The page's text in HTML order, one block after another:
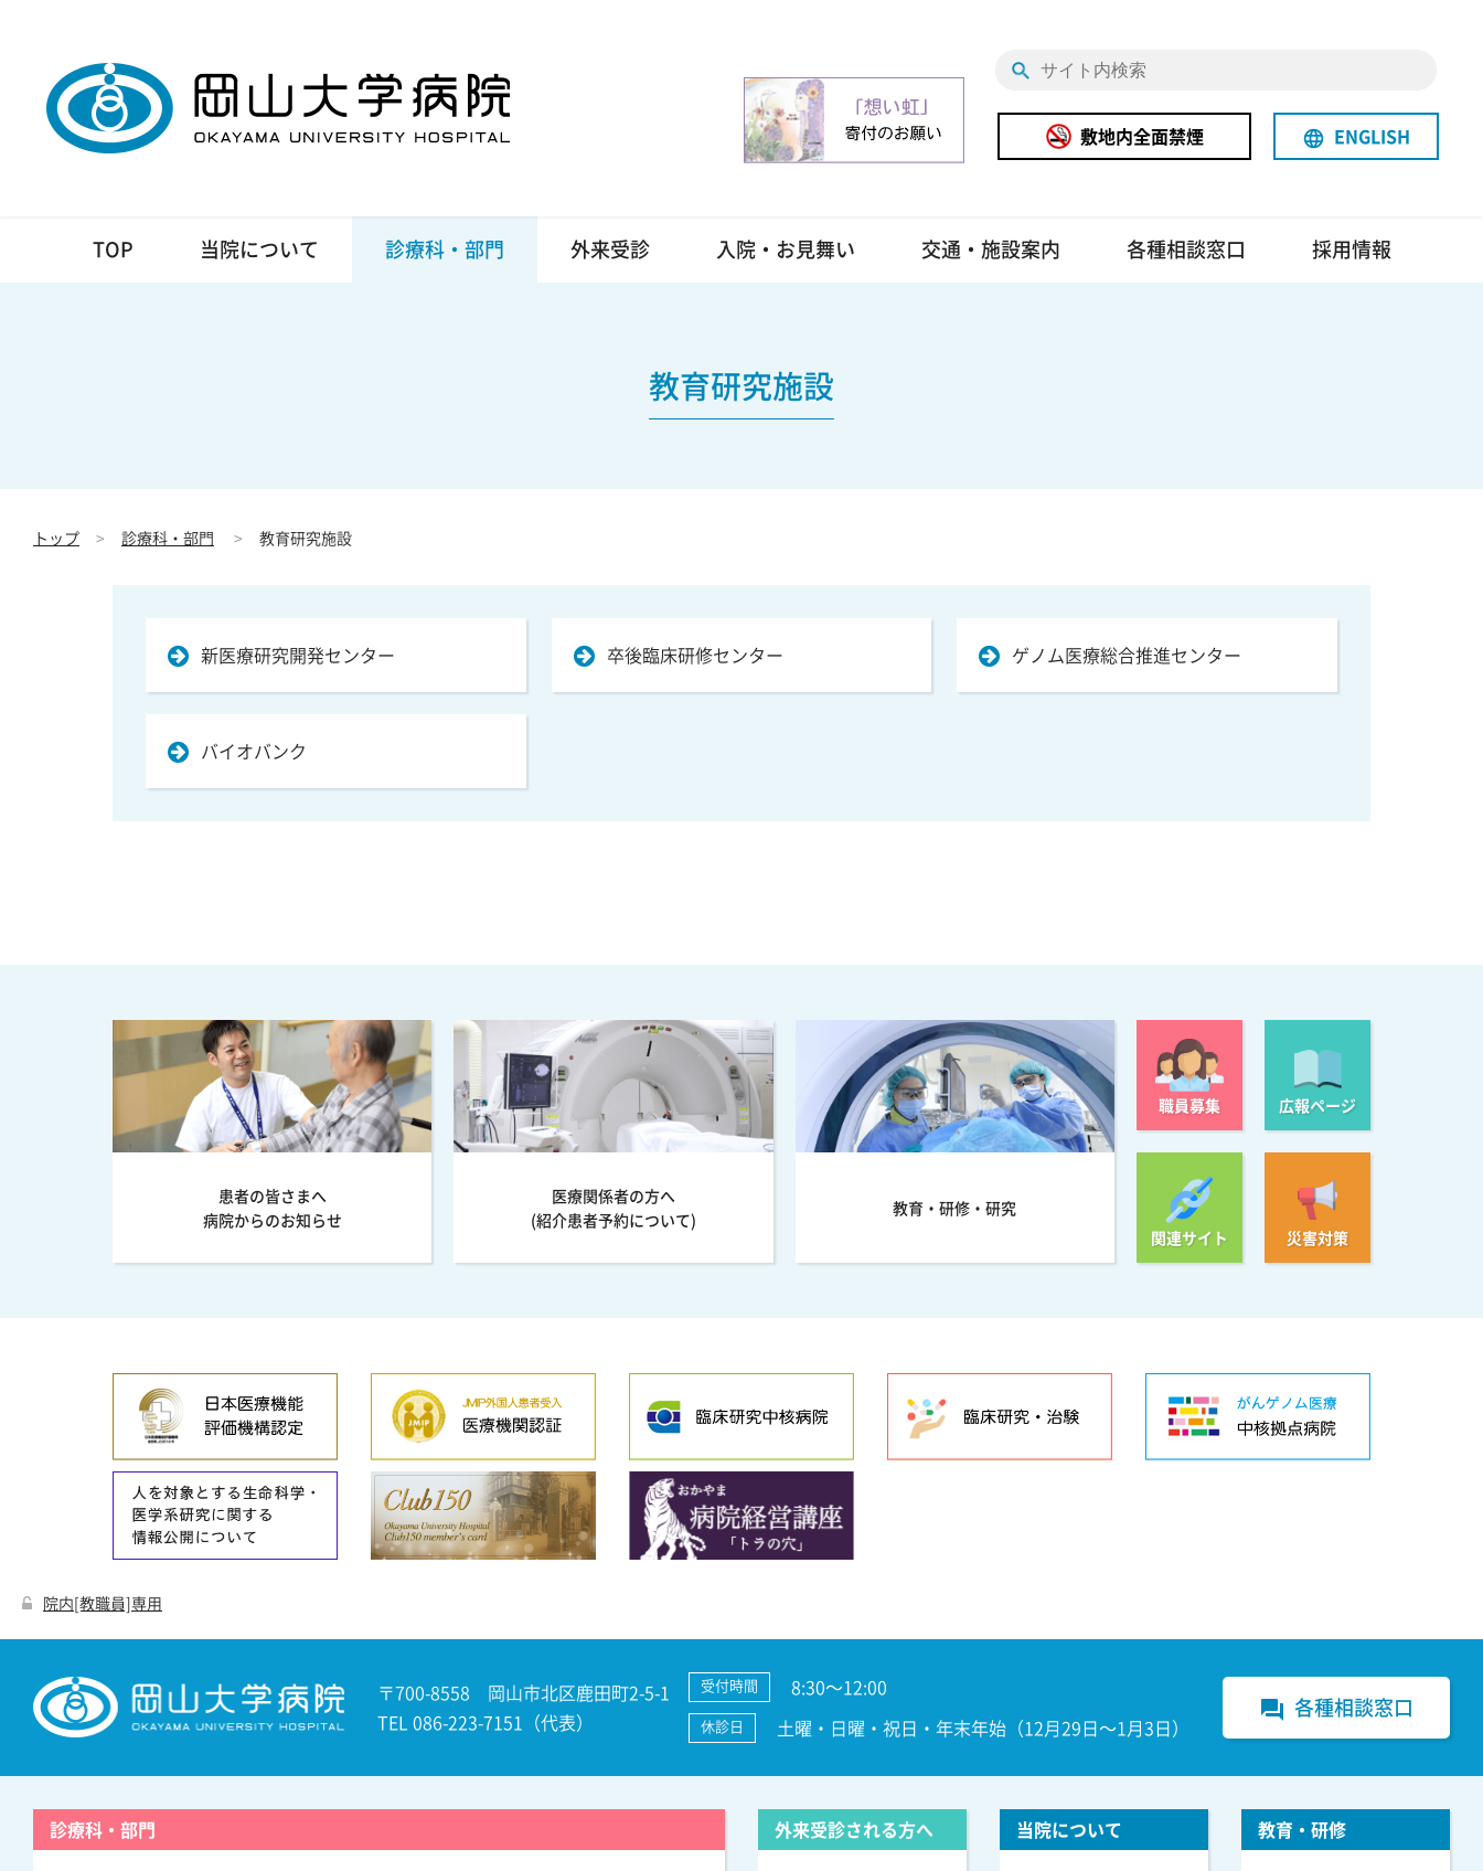
TOP 当院について 診療科・部門 外来受診 入院・お見舞い 交通・施設案内 各種相談窓口 採用情報
敷地内全面禁煙 language ENGLISH
教育研究施設
トップ 診療科・部門 教育研究施設
新医療研究開発センター 卒後臨床研修センター ゲノム医療総合推進センター
バイオバンク
患者の皆さまへ
病院からのお知らせ
医療関係者の方へ
(紹介患者予約について)
教育・研修・研究
職員募集 広報ページ
関連サイト 災害対策
院内[教職員]専用
〒700-8558 岡山市北区鹿田町2-5-1
TEL 086-223-7151（代表）
受付時間 8:30～12:00
休診日 土曜・日曜・祝日・年末年始（12月29日～1月3日）
forum 各種相談窓口
診療科・部門 外来受診される方へ 当院について 教育・研修